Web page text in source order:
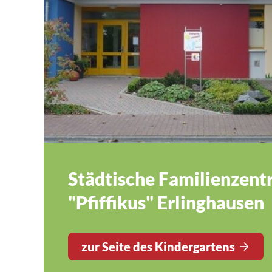
Städtische
"Pfiffikus" Erlinghausen
zur Seite des Kindergartens